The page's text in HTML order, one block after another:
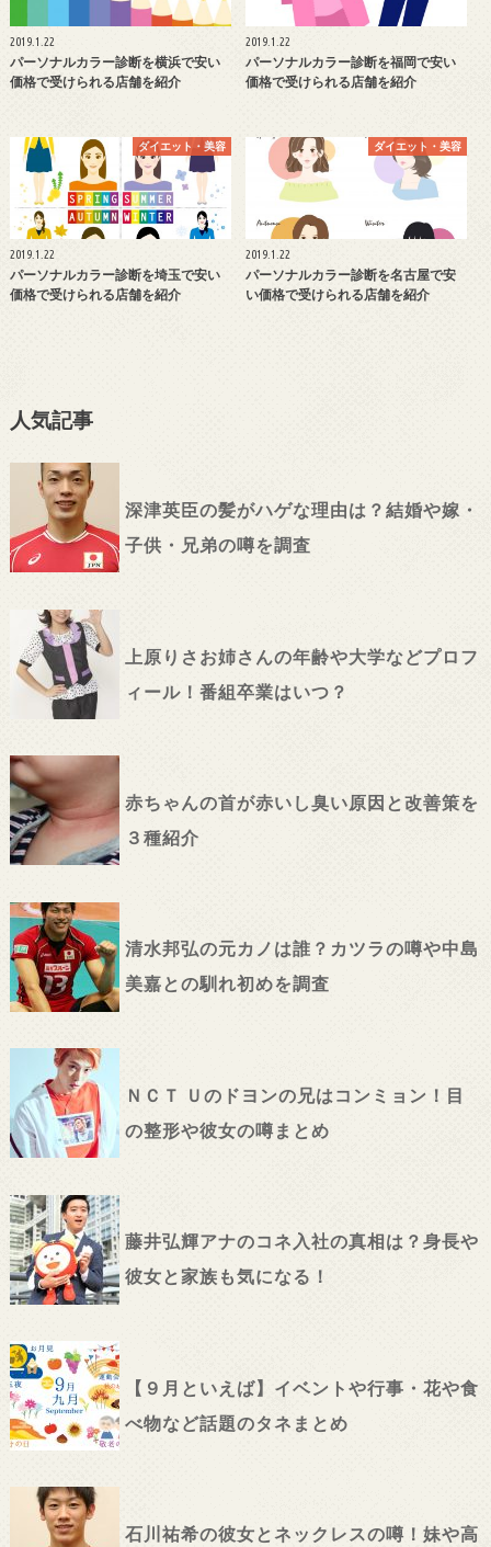
2019.1.22
パーソナルカラー診断を横浜で安い
価格で受けられる店舗を紹介
2019.1.22
パーソナルカラー診断を福岡で安い
価格で受けられる店舗を紹介
ダイエット・美容
2019.1.22
パーソナルカラー診断を埼玉で安い
価格で受けられる店舗を紹介
ダイエット・美容
2019.1.22
パーソナルカラー診断を名古屋で安
い価格で受けられる店舗を紹介
人気記事
深津英臣の髪がハゲな理由は？結婚や嫁・
子供・兄弟の噂を調査
上原りさお姉さんの年齢や大学などプロフ
ィール！番組卒業はいつ？
赤ちゃんの首が赤いし臭い原因と改善策を
３種紹介
清水邦弘の元カノは誰？カツラの噂や中島
美嘉との馴れ初めを調査
ＮＣＴ Ｕのドヨンの兄はコンミョン！目
の整形や彼女の噂まとめ
藤井弘輝アナのコネ入社の真相は？身長や
彼女と家族も気になる！
【９月といえば】イベントや行事・花や食
べ物など話題のタネまとめ
石川祐希の彼女とネックレスの噂！妹や高